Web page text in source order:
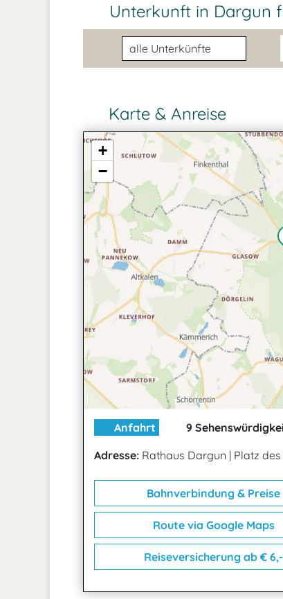
Unterkunft in Dargun
Unterkunftsart
Karte & Anreise
+
−
Anfahrt 9
Adresse: Rathaus Dargun | Platz des
Bahnverbindung & Preise
Route via Google Maps
Reiseversicherung ab € 6,-